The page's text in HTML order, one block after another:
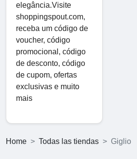
elegância.Visite
shoppingspout.com,
receba um código de
voucher, código
promocional, código
de desconto, código
de cupom, ofertas
exclusivas e muito
mais
Home Todas las tiendas Giglio